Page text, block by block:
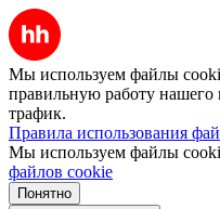
Мы используем файлы
правильную работу нашего
трафик.
Правила использования
Мы используем файлы
файлов cookie
Понятно